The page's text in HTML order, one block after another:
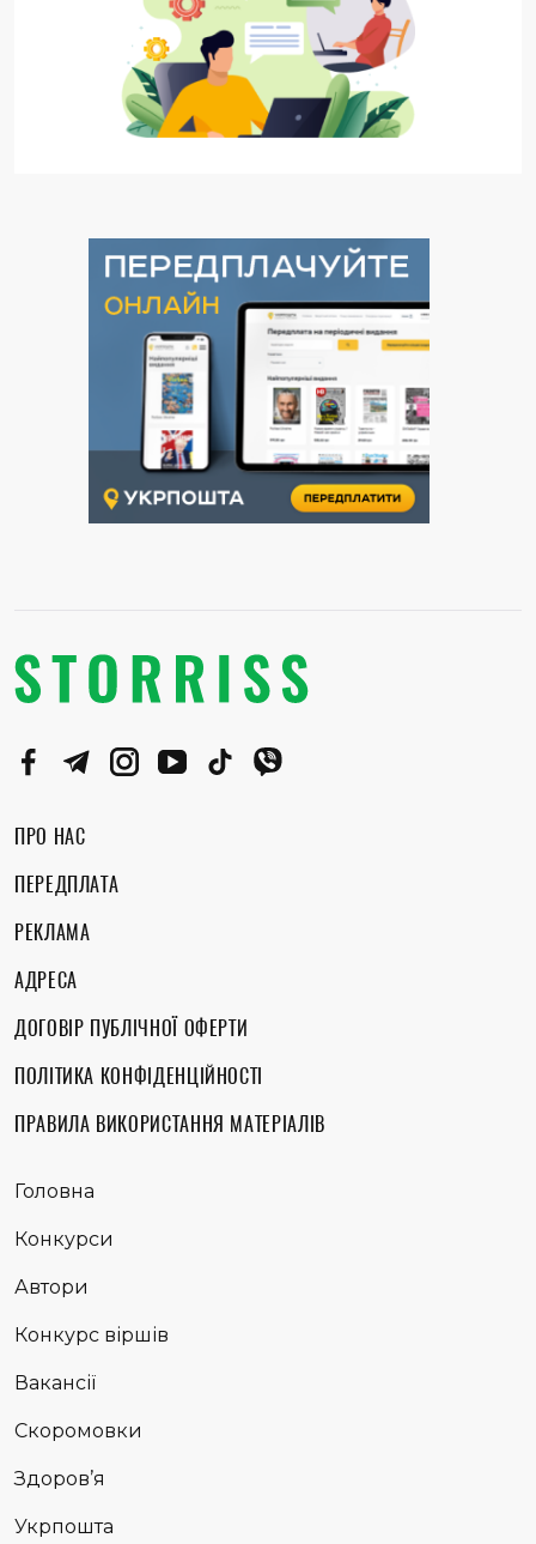
ПРО НАС
ПЕРЕДПЛАТА
РЕКЛАМА
АДРЕСА
ДОГОВІР ПУБЛІЧНОЇ ОФЕРТИ
ПОЛІТИКА КОНФІДЕНЦІЙНОСТІ
ПРАВИЛА ВИКОРИСТАННЯ МАТЕРІАЛІВ
Головна
Конкурси
Автори
Конкурс віршів
Вакансії
Скоромовки
Здоров’я
Укрпошта